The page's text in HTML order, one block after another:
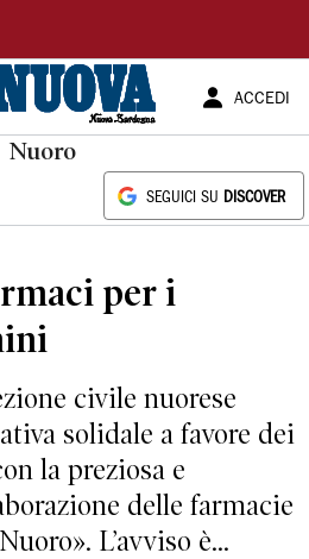
ACCEDI
Nuoro
SEGUICI SU DISCOVER
per i
civile nuorese
solidale a favore dei
la preziosa e
delle farmacie
L’avviso è...